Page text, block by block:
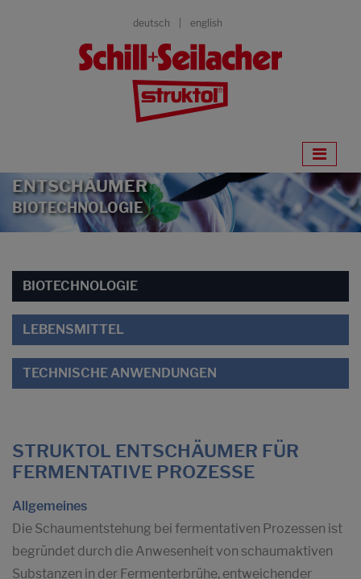
deutsch english
ENTSCHÄUMER
BIOTECHNOLOGIE
BIOTECHNOLOGIE
LEBENSMITTEL
TECHNISCHE ANWENDUNGEN
STRUKTOL ENTSCHÄUMER FÜR
FERMENTATIVE PROZESSE
Allgemeines
Die Schaumentstehung bei fermentativen Prozessen ist
begründet durch die Anwesenheit von schaumaktiven
Substanzen in der Fermenterbrühe, entweichender